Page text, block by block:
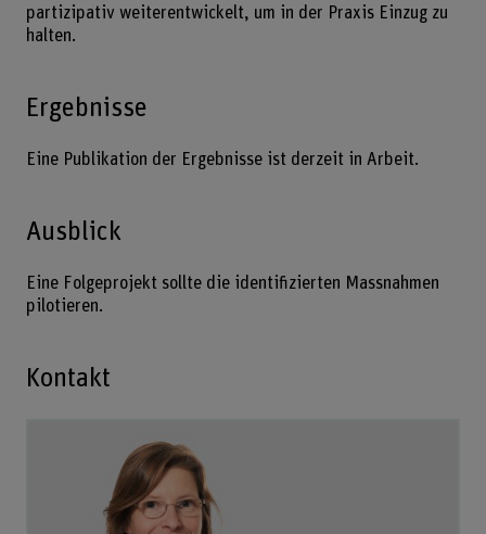
partizipativ weiterentwickelt, um in der Praxis Einzug zu
halten.
Ergebnisse
Eine Publikation der Ergebnisse ist derzeit in Arbeit.
Ausblick
Eine Folgeprojekt sollte die identifizierten Massnahmen
pilotieren.
Kontakt